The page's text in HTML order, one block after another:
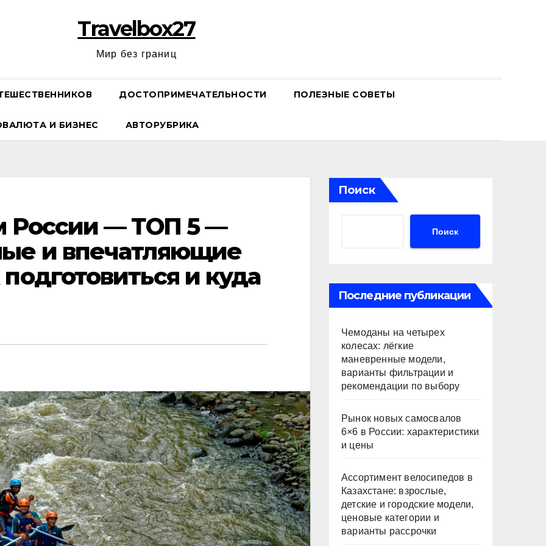
Travelbox27
Мир без границ
ДОСТОПРИМЕЧАТЕЛЬНОСТИ ПОЛЕЗНЫЕ СОВЕТЫ
И БИЗНЕС АВТОРУБРИКА
России — ТОП 5 —
и впечатляющие
и куда
Поиск
Поиск
Последние публикации
Чемоданы на четырех
колесах: лёгкие
маневренные модели,
варианты фильтрации и
рекомендации по выбору
Рынок новых самосвалов
6×6 в России: характеристики
и цены
Ассортимент велосипедов в
Казахстане: взрослые,
детские и городские модели,
ценовые категории и
варианты рассрочки